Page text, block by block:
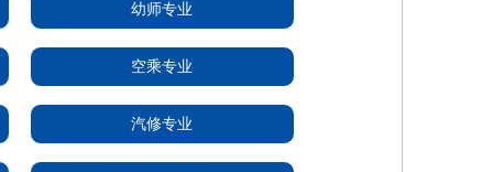
幼师专业
空乘专业
汽修专业